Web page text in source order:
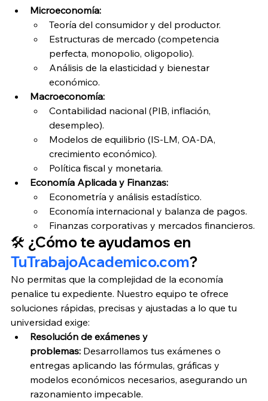
Microeconomía:
Teoría del consumidor y del productor.
Estructuras de mercado (competencia
perfecta, monopolio, oligopolio).
Análisis de la elasticidad y bienestar
económico.
Macroeconomía:
Contabilidad nacional (PIB, inflación,
desempleo).
Modelos de equilibrio (IS-LM, OA-DA,
crecimiento económico).
Política fiscal y monetaria.
Economía Aplicada y Finanzas:
Econometría y análisis estadístico.
Economía internacional y balanza de pagos.
Finanzas corporativas y mercados financieros.
🛠️ ¿Cómo te ayudamos en
TuTrabajoAcademico.com?
No permitas que la complejidad de la economía
penalice tu expediente. Nuestro equipo te ofrece
soluciones rápidas, precisas y ajustadas a lo que tu
universidad exige:
Resolución de exámenes y
problemas: Desarrollamos tus exámenes o
entregas aplicando las fórmulas, gráficas y
modelos económicos necesarios, asegurando un
razonamiento impecable.